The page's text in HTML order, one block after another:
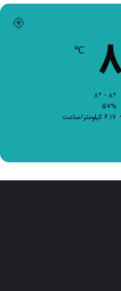
۸
۵۷%
۶.۱۷ کیلومتر/ساعت